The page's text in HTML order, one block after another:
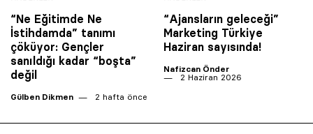
“Ne Eğitimde Ne
İstihdamda” tanımı
çöküyor: Gençler
sanıldığı kadar “boşta”
değil
Gülben Dikmen 2 hafta önce
“Ajansların geleceği”
Marketing Türkiye
Haziran sayısında!
Nafizcan Önder
2 Haziran 2026